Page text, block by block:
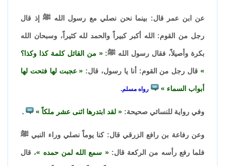
عن ابن عمر قال: بينما نحن نصلي مع رسول الله ﷺ إذ قال
رجل من القوم: الله أكبر كبيراً والحمد لله كثيراً، وسبحان الله
بكرة وأصيلاً، فقال رسول الله ﷺ: من القائل كلمة كذا وكذا؟
قال رجل من القوم: أنا يا رسول، قال: عجبت لها فتحت لها
أبواب السماء رواه مسلم.
وفي رواية للنسائي صحيحة: لقد ابتدرها اثنى عشر ملكاً .
وعن رفاعة بن رافع الزرقي قال: كنا يوماً نصلي وراء النبي ﷺ
فلما رفع رأسه من الركعة قال: سمع الله لمن حمده ، قال